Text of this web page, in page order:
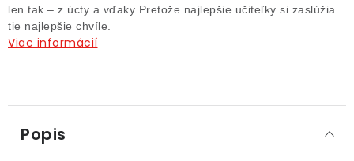
len tak – z úcty a vďaky Pretože najlepšie učiteľky si zaslúžia
tie najlepšie chvíle.
Viac informácií
Popis